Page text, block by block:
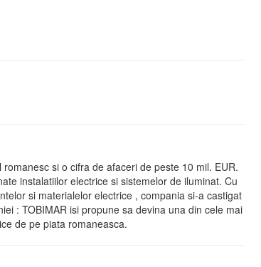
si o cifra de afaceri de peste 10 mil. EUR.
instalatiilor electrice si sistemelor de iluminat. Cu
si materialelor electrice , compania si-a castigat
: TOBIMAR isi propune sa devina una din cele mai
de pe piata romaneasca.